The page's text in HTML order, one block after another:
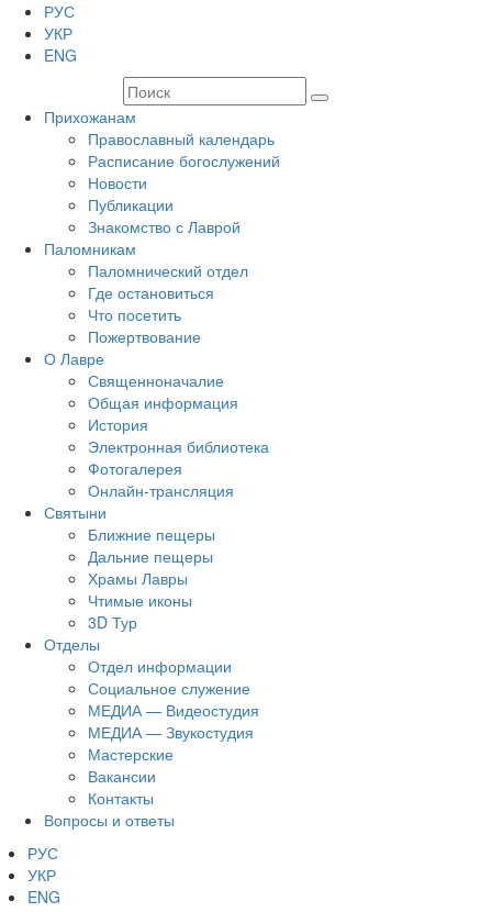
РУС
УКР
ENG
Прихожанам
Православный календарь
Расписание богослужений
Новости
Публикации
Знакомство с Лаврой
Паломникам
Паломнический отдел
Где остановиться
Что посетить
Пожертвование
О Лавре
Священноначалие
Общая информация
История
Электронная библиотека
Фотогалерея
Онлайн-трансляция
Святыни
Ближние пещеры
Дальние пещеры
Храмы Лавры
Чтимые иконы
3D Тур
Отделы
Отдел информации
Социальное служение
МЕДИА — Видеостудия
МЕДИА — Звукостудия
Мастерские
Вакансии
Контакты
Вопросы и ответы
РУС
УКР
ENG